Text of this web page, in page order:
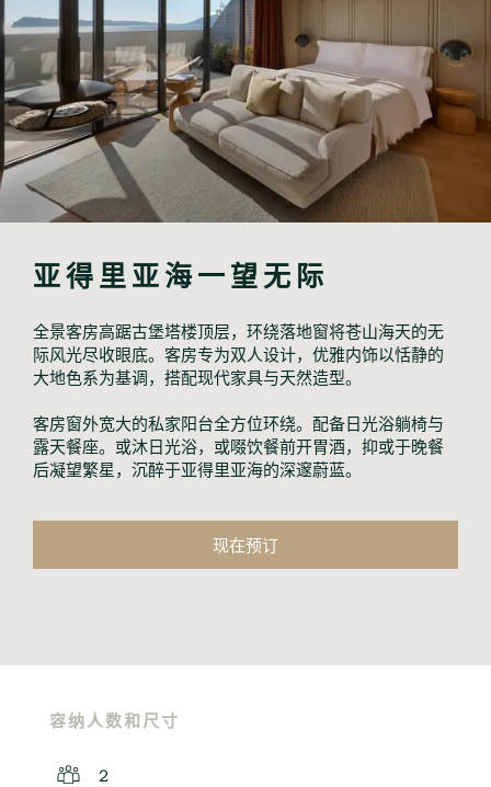
亚得里亚海一望无际
全景客房高踞古堡塔楼顶层，环绕落地窗将苍山海天的无
际风光尽收眼底。客房专为双人设计，优雅内饰以恬静的
大地色系为基调，搭配现代家具与天然造型。
客房窗外宽大的私家阳台全方位环绕。配备日光浴躺椅与
露天餐座。或沐日光浴，或啜饮餐前开胃酒，抑或于晚餐
后凝望繁星，沉醉于亚得里亚海的深邃蔚蓝。
现在预订
容纳人数和尺寸
2